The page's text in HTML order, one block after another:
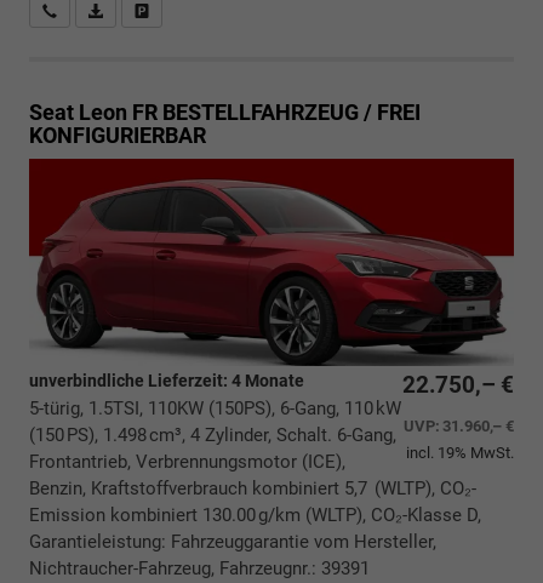
Rückrufbitte absenden
PDF-Datei, Fahrzeugexposé drucken
Seat Leon FR BESTELLFAHRZEUG / FREI
KONFIGURIERBAR
22.750,– €
UVP: 31.960,– €
incl. 19% MwSt.
unverbindliche Lieferzeit: 4 Monate
5-türig, 1.5TSI, 110KW (150PS), 6-Gang, 110 kW
(150 PS), 1.498 cm³, 4 Zylinder, Schalt. 6-Gang,
Frontantrieb, Verbrennungsmotor (ICE),
Benzin, Kraftstoffverbrauch kombiniert 5,7 (WLTP), CO₂-
Emission kombiniert 130.00 g/km (WLTP), CO₂-Klasse D,
Garantieleistung: Fahrzeuggarantie vom Hersteller,
Nichtraucher-Fahrzeug, Fahrzeugnr.: 39391